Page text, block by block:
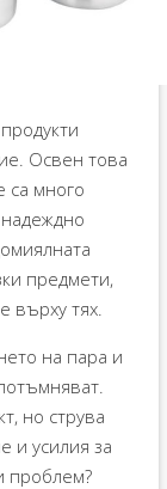
Освен това
са много
предмети,
върху тях.
на пара и
но струва
и усилия за
проблем?